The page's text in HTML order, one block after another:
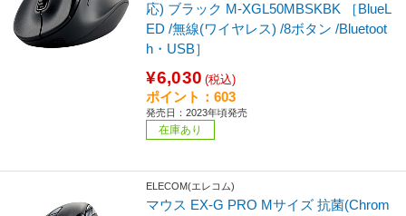
応) ブラック M-XGL50MBSKBK ［BlueL
ED /無線(ワイヤレス) /8ボタン /Bluetoot
h・USB］
¥6,030 (税込)
ポイント：603
発売日：2023年頃発売
在庫あり
ELECOM(エレコム)
マウス EX-G PRO Mサイズ 抗菌(Chrom